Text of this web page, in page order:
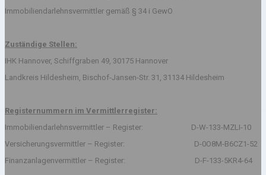
Immobiliendarlehnsvermittler gemäß § 34 i GewO
Zuständige Stellen:
IHK Hannover, Schiffgraben 49, 30175 Hannover
Landkreis Hildesheim, Bischof-Jansen-Str. 31, 31134 Hildesheim
Registernummern im Vermittlerregister:
Immobiliendarlehnsvermittler – Register: D-W-133-MZLI-10
Versicherungsvermittler – Register: D-0O8M-B6CZ1-52
Finanzanlagenvermittler – Register: D-F-133-5KR4-64